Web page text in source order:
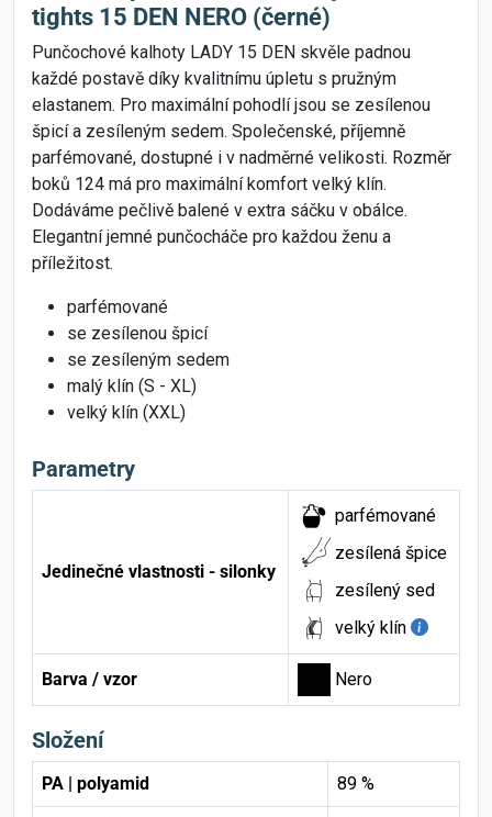
tights 15 DEN NERO (černé)
Punčochové kalhoty LADY 15 DEN skvěle padnou
každé postavě díky kvalitnímu úpletu s pružným
elastanem. Pro maximální pohodlí jsou se zesílenou
špicí a zesíleným sedem. Společenské, příjemně
parfémované, dostupné i v nadměrné velikosti. Rozměr
boků 124 má pro maximální komfort velký klín.
Dodáváme pečlivě balené v extra sáčku v obálce.
Elegantní jemné punčocháče pro každou ženu a
příležitost.
parfémované
se zesílenou špicí
se zesíleným sedem
malý klín (S - XL)
velký klín (XXL)
Parametry
Jedinečné vlastnosti - silonky
parfémované
zesílená špice
zesílený sed
velký klín
Barva / vzor Nero
Složení
PA | polyamid 89 %